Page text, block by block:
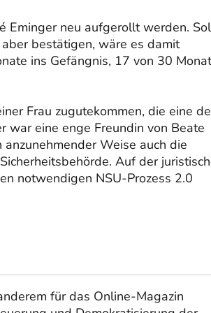
Eminger neu aufgerollt werden.
bestätigen, wäre es damit
ins Gefängnis, 17 von 30
Frau zugutekommen, die eine
war eine enge Freundin von Beate
Weise auch die
Auf der
notwendigen NSU-Prozess 2.0
für das Online-Magazin